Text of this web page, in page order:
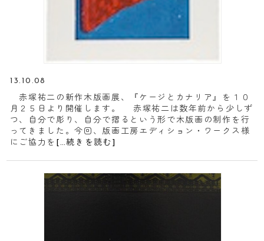
13.10.08
赤塚祐二の新作木版画展、『ケージとカナリア』を１０
月２５日より開催します。 赤塚祐二は数年前から少しず
つ、自分で彫り、自分で摺るという形で木版画の制作を行
ってきました。今回、版画工房エディション・ワークス様
にご協力を […続きを読む]